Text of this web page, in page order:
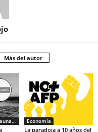
Más del autor
Medio Ambiente, Fauna y Sociedad Economía
La paradoja a 10 años del